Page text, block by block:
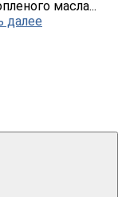
масла...
далее